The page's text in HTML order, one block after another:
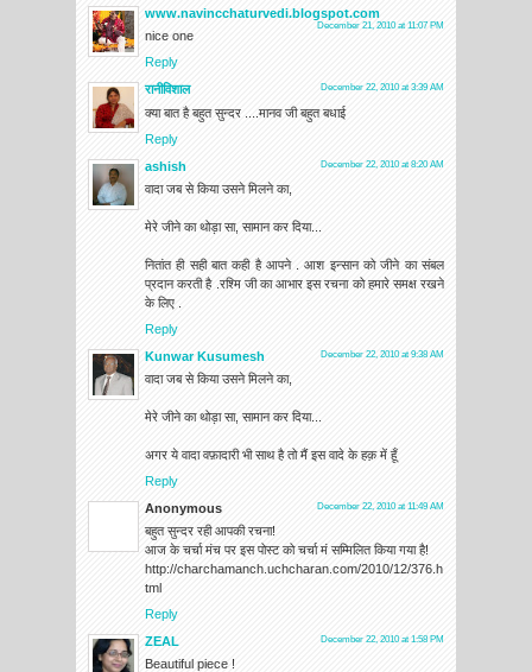
www.navincchaturvedi.blogspot.com
December 21, 2010 at 11:07 PM
nice one
Reply
रानीविशाल
December 22, 2010 at 3:39 AM
क्या बात है बहुत सुन्दर ....मानव जी बहुत बधाई
Reply
ashish
December 22, 2010 at 8:20 AM
वादा जब से किया उसने मिलने का,
मेरे जीने का थोड़ा सा, सामान कर दिया...
नितांत ही सही बात कही है आपने . आश इन्सान को जीने का संबल
प्रदान करती है .रश्मि जी का आभार इस रचना को हमारे समक्ष रखने
के लिए .
Reply
Kunwar Kusumesh
December 22, 2010 at 9:38 AM
वादा जब से किया उसने मिलने का,
मेरे जीने का थोड़ा सा, सामान कर दिया...
अगर ये वादा वफ़ादारी भी साथ है तो मैं इस वादे के हक़ में हूँ
Reply
Anonymous
December 22, 2010 at 11:49 AM
बहुत सुन्दर रही आपकी रचना!
आज के चर्चा मंच पर इस पोस्ट को चर्चा मं सम्मिलित किया गया है!
http://charchamanch.uchcharan.com/2010/12/376.h
tml
Reply
ZEAL
December 22, 2010 at 1:58 PM
Beautiful piece !